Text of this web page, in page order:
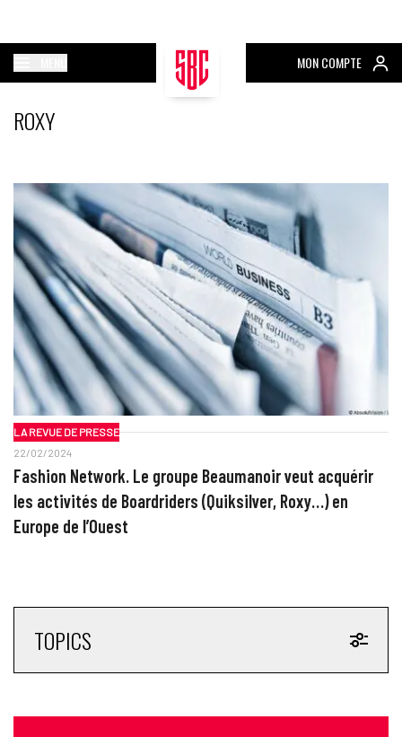
MON COMPTE
ROXY
LA REVUE DE PRESSE
22/02/2024
Fashion Network. Le groupe Beaumanoir veut acquérir
les activités de Boardriders (Quiksilver, Roxy…) en
Europe de l’Ouest
TOPICS